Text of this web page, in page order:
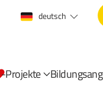
deutsch
-Projekte